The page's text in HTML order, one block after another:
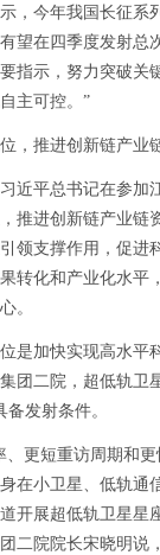
，今年我国长征系
望在四季度发射总
指示，努力突破关
主可控。”
推进创新链产业
平总书记在参加江
推进创新链产业链
领支撑作用，促进
转化和产业化水平
。
加快实现高水平
团二院，超低轨卫
发射条件。
更短重访周期和更
在小卫星、低轨通
开展超低轨卫星星
二院院长宋晓明说